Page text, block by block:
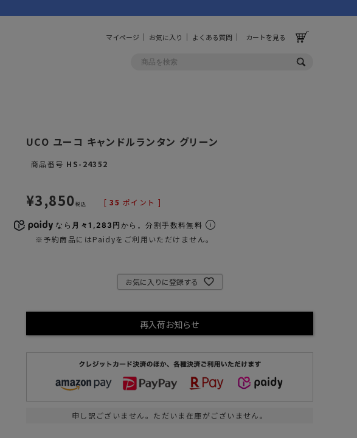
ゴルフ
バッグ/ポーチ
クラブケース
ウェア/アパレル
キッチンツール
インテリア
ステーショナリー
スマホアクセ
食品/調味料
その他/ホビー
マイページ お気に入り よくある質問 カートを見る
UCO ユーコ キャンドルランタン グリーン
商品番号 HS-24352
¥3,850税込 [ 35 ポイント ]
なら 月々1,283円 から。分割手数料無料
※予約商品にはPaidyをご利用いただけません。
お気に入りに登録する
再入荷お知らせ
申し訳ございません。ただいま在庫がございません。